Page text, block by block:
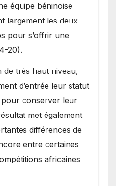
équipe béninoise
largement les deux
pour s’offrir une
20).
de très haut niveau,
d’entrée leur statut
pour conserver leur
met également
différences de
entre certaines
africaines